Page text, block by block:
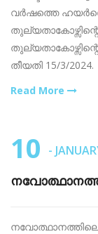
വർഷത്തെ
തീയതി 15/3/2024.
Read More
10 -
നവോത്ഥാനത്തിലെ